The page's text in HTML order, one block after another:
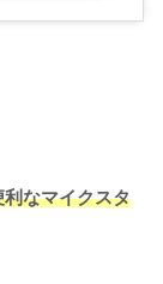
なマイクスタ